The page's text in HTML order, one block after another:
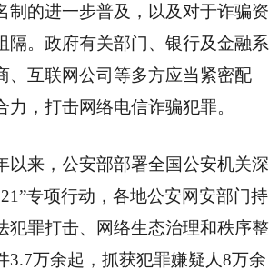
制的进一步普及，以及对于诈骗资
隔。政府有关部门、银行及金融系
、互联网公司等多方应当紧密配
力，打击网络电信诈骗犯罪。
以来，公安部部署全国公安机关深
专项行动，各地公安网安部门持
犯罪打击、网络生态治理和秩序整
3.7万余起，抓获犯罪嫌疑人8万余